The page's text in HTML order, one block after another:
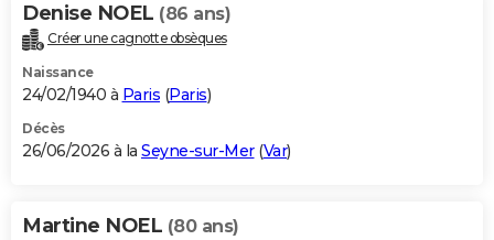
Denise NOEL (86 ans)
Créer une cagnotte obsèques
Naissance
24/02/1940 à Paris (Paris)
Décès
26/06/2026 à la Seyne-sur-Mer(Var)
Martine NOEL (80 ans)